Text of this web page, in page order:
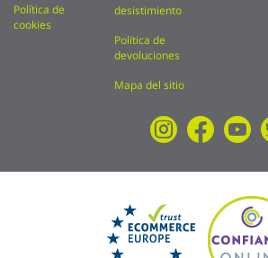
Política de
cookies
desistimiento
Política de
devoluciones
Mapa del sitio